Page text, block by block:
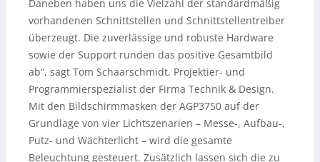
Daneben haben uns die Vielzahl der standardmäßig
vorhandenen Schnittstellen und Schnittstellentreiber
überzeugt. Die zuverlässige und robuste Hardware
sowie der Support runden das positive Gesamtbild
ab“, sagt Tom Schaarschmidt, Projektier- und
Programmierspezialist der Firma Technik & Design.
Mit den Bildschirmmasken der AGP3750 auf der
Grundlage von vier Lichtszenarien – Messe-, Aufbau-,
Putz- und Wächterlicht – wird die gesamte
Beleuchtung gesteuert. Zusätzlich lassen sich die zu